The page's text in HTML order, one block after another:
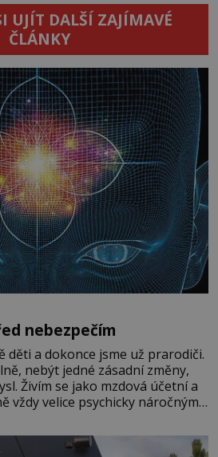
UJÍT DALŠÍ ZAJÍMAVÉ
ČLÁNKY
nebezpečím
děti a dokonce jsme už prarodiči.
nebýt jedné zásadní změny,
Živím se jako mzdová účetní a
vždy velice psychicky náročným
co se hlídání týče. Dalo by se